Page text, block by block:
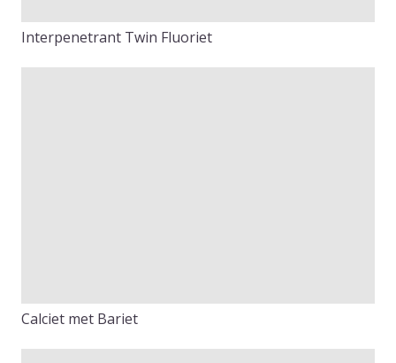
Interpenetrant Twin Fluoriet
Calciet met Bariet